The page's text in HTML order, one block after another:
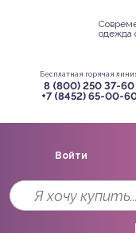
одежда
Бесплатная горячая
8 (800) 250 37-60
+7 (8452) 65-00-
Войти